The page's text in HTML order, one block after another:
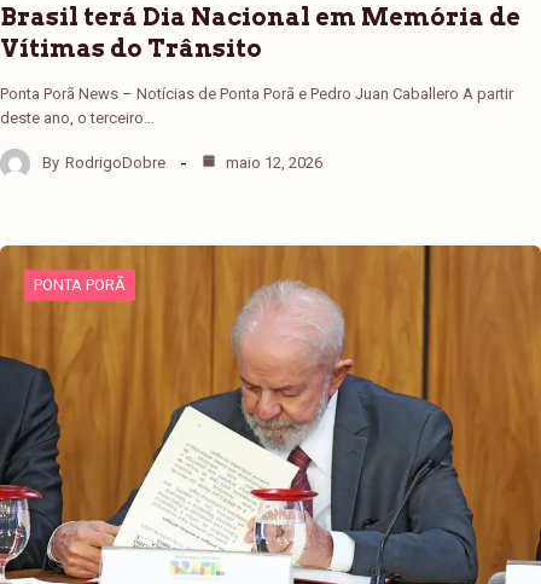
Brasil terá Dia Nacional em Memória de
Vítimas do Trânsito
Ponta Porã News – Notícias de Ponta Porã e Pedro Juan Caballero A partir
deste ano, o terceiro…
By RodrigoDobre maio 12, 2026
PONTA PORÃ